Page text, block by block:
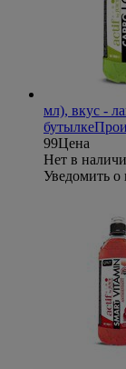
мл), вкус -
бутылке
99Цена
Нет в
Уведомить о